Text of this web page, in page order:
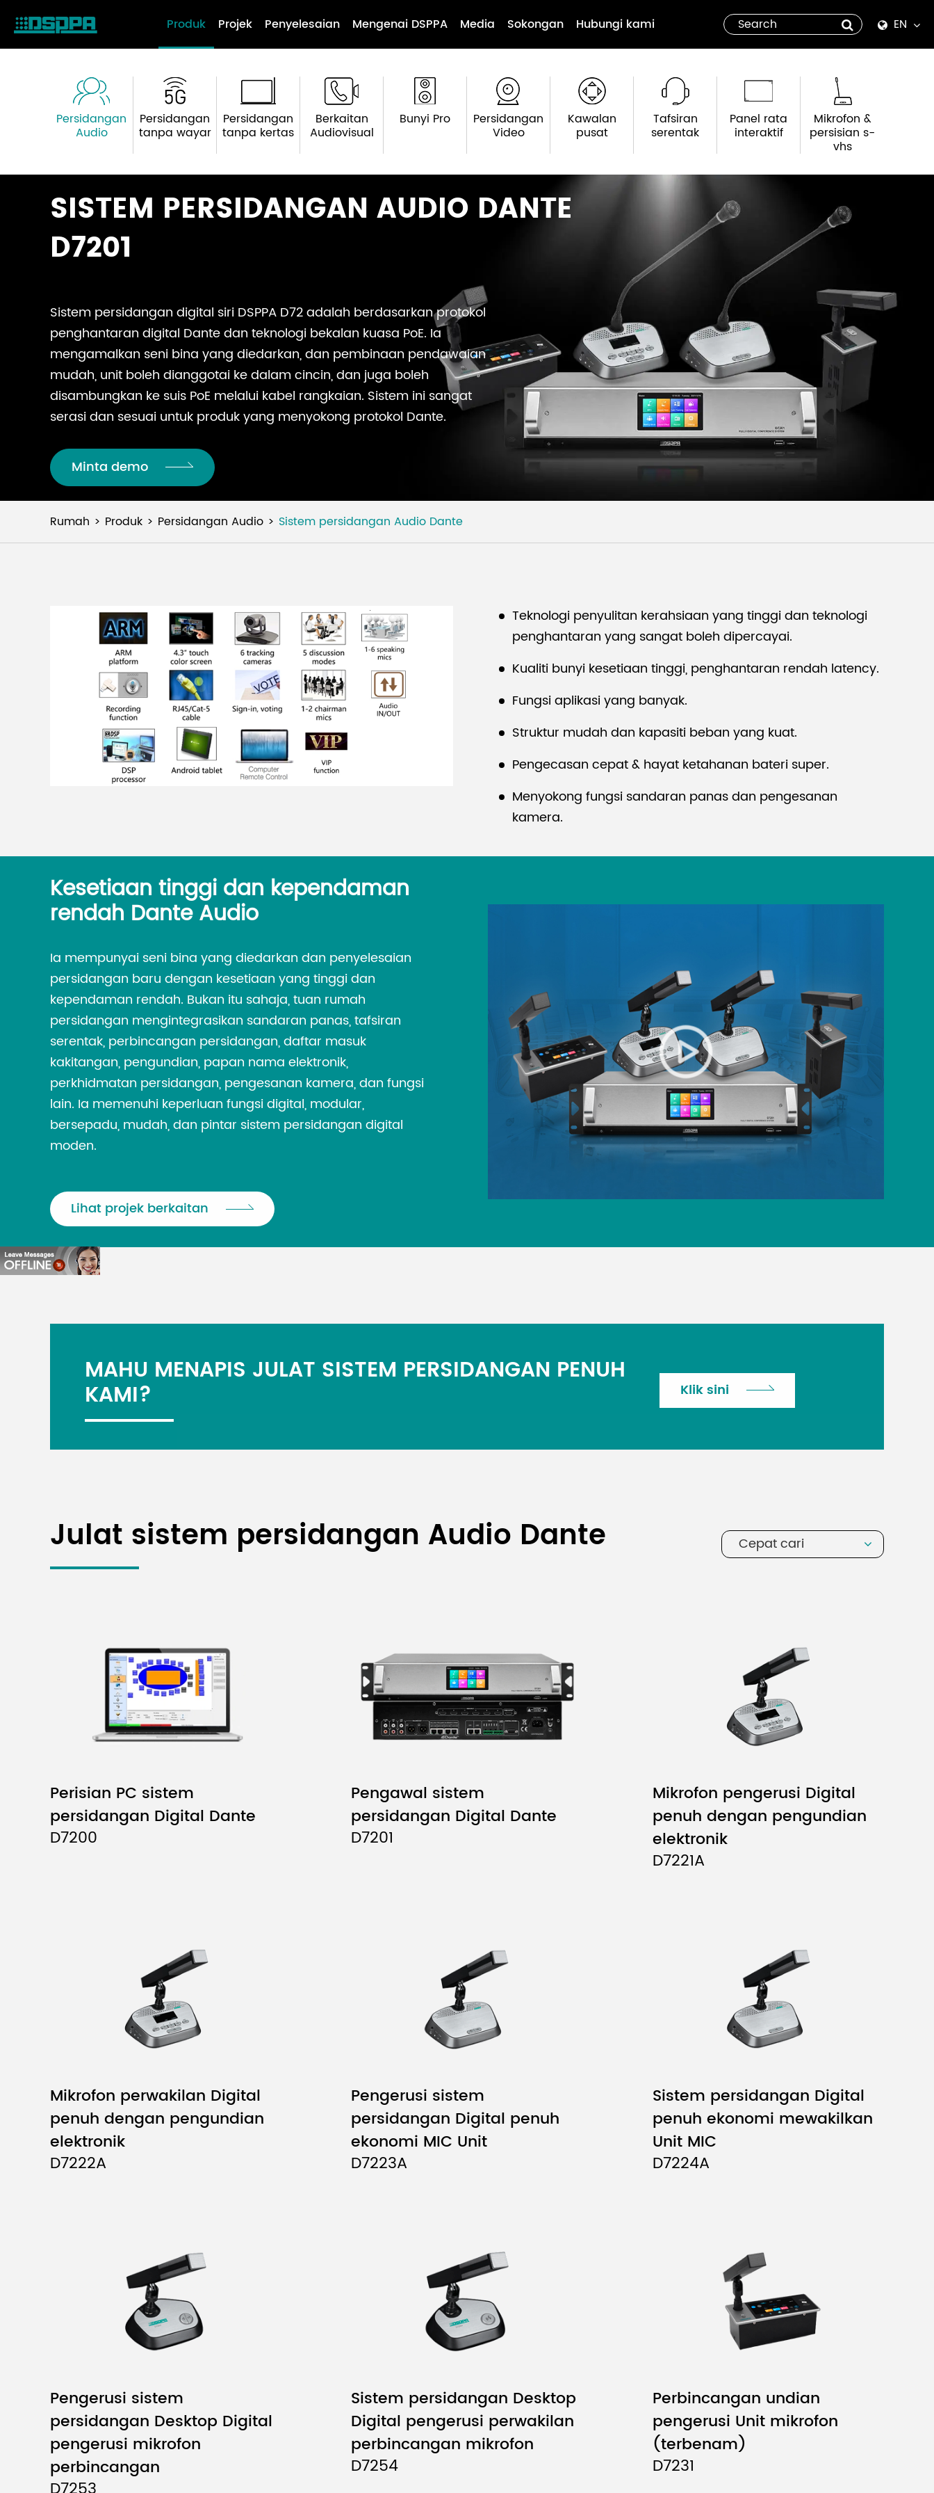
Produk Projek Penyelesaian Mengenai DSPPA Media Sokongan Hubungi kami
EN
Español
italiano
tiếng việt
ไทย
Malay
বাঙালি
Persidangan
Audio
Persidangan
tanpa wayar
Persidangan
tanpa kertas
Berkaitan
Audiovisual
Bunyi Pro Persidangan
Video
Kawalan
pusat
Tafsiran
serentak
Panel rata
interaktif
Mikrofon &
persisian s-
vhs
SISTEM PERSIDANGAN AUDIO DANTE
D7201
Sistem persidangan digital siri DSPPA D72 adalah berdasarkan protokol
penghantaran digital Dante dan teknologi bekalan kuasa PoE. Ia
mengamalkan seni bina yang diedarkan, dan pembinaan pendawaian
mudah, unit boleh dianggotai ke dalam cincin, dan juga boleh
disambungkan ke suis PoE melalui kabel rangkaian. Sistem ini sangat
serasi dan sesuai untuk produk yang menyokong protokol Dante.
Minta demo
Rumah Produk Persidangan Audio Sistem persidangan Audio Dante
Teknologi penyulitan kerahsiaan yang tinggi dan teknologi
penghantaran yang sangat boleh dipercayai.
Kualiti bunyi kesetiaan tinggi, penghantaran rendah latency.
Fungsi aplikasi yang banyak.
Struktur mudah dan kapasiti beban yang kuat.
Pengecasan cepat & hayat ketahanan bateri super.
Menyokong fungsi sandaran panas dan pengesanan
kamera.
6. Kualiti bunyi kesetiaan tinggi, penghantaran latency rendah
7. Perbincangan persidangan dan fungsi pertuturan
8. Sistem tetulang bunyi
Kesetiaan tinggi dan kependaman
rendah Dante Audio
Ia mempunyai seni bina yang diedarkan dan penyelesaian
persidangan baru dengan kesetiaan yang tinggi dan
kependaman rendah. Bukan itu sahaja, tuan rumah
persidangan mengintegrasikan sandaran panas, tafsiran
serentak, perbincangan persidangan, daftar masuk
kakitangan, pengundian, papan nama elektronik,
perkhidmatan persidangan, pengesanan kamera, dan fungsi
lain. Ia memenuhi keperluan fungsi digital, modular,
bersepadu, mudah, dan pintar sistem persidangan digital
moden.
Lihat projek berkaitan
MAHU MENAPIS JULAT SISTEM PERSIDANGAN PENUH
KAMI? Klik sini
Julat sistem persidangan Audio Dante Cepat cari
Perisian PC sistem
persidangan Digital Dante
D7200
Pengawal sistem
persidangan Digital Dante
D7201
Mikrofon pengerusi Digital
penuh dengan pengundian
elektronik
D7221A
Mikrofon perwakilan Digital
penuh dengan pengundian
elektronik
D7222A
Pengerusi sistem
persidangan Digital penuh
ekonomi MIC Unit
D7223A
Sistem persidangan Digital
penuh ekonomi mewakilkan
Unit MIC
D7224A
Pengerusi sistem
persidangan Desktop Digital
pengerusi mikrofon
perbincangan
Sistem persidangan Desktop
Digital pengerusi perwakilan
perbincangan mikrofon
D7254
Perbincangan undian
pengerusi Unit mikrofon
(terbenam)
D7231